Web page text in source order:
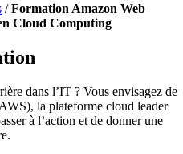
/Formation Amazon Web
Cloud Computing
dans l’IT ? Vous envisagez de
la plateforme cloud leader
à l’action et de donner une